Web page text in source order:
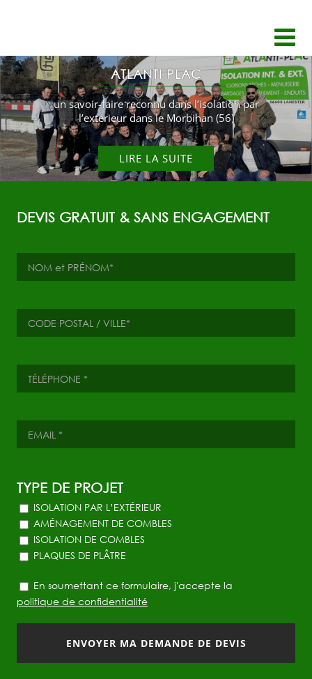
ATLANTI PLAC
un savoir-faire reconnu dans l’isolation par
l’extérieur dans le Morbihan (56)
LIRE LA SUITE
DEVIS GRATUIT & SANS ENGAGEMENT
TYPE DE PROJET
ISOLATION PAR L’EXTÉRIEUR
AMÉNAGEMENT DE COMBLES
ISOLATION DE COMBLES
PLAQUES DE PLÂTRE
En soumettant ce formulaire, j'accepte la
politique de confidentialité